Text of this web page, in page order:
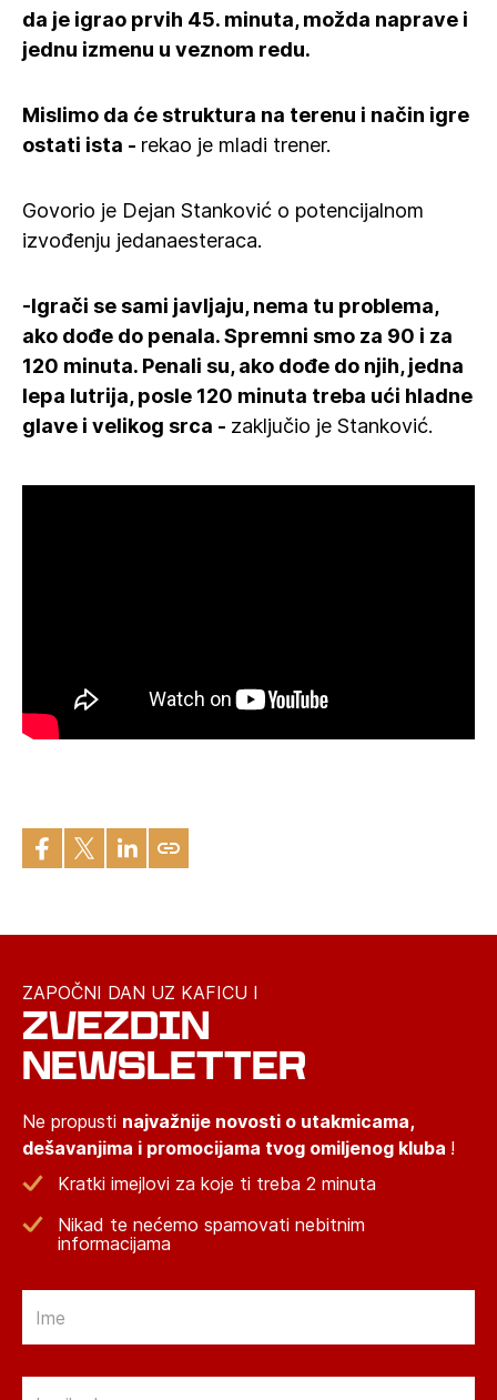
da je igrao prvih 45. minuta, možda naprave i
jednu izmenu u veznom redu.
Mislimo da će struktura na terenu i način igre
ostati ista - rekao je mladi trener.
Govorio je Dejan Stanković o potencijalnom
izvođenju jedanaesteraca.
-Igrači se sami javljaju, nema tu problema,
ako dođe do penala. Spremni smo za 90 i za
120 minuta. Penali su, ako dođe do njih, jedna
lepa lutrija, posle 120 minuta treba ući hladne
glave i velikog srca - zaključio je Stanković.
ZAPOČNI DAN UZ KAFICU I
ZVEZDIN
NEWSLETTER
Ne propusti najvažnije novosti o utakmicama,
dešavanjima i promocijama tvog omiljenog kluba !
Kratki imejlovi za koje ti treba 2 minuta
Nikad te nećemo spamovati nebitnim
informacijama